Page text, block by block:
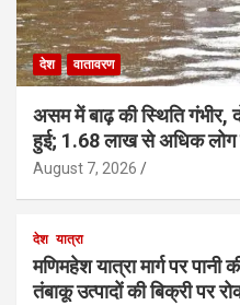
देश वातावरण
असम में बाढ़ की स्थिति
हुई; 1.68 लाख से अधिक लोग
August 7, 2026
देश यात्रा
मणिमहेश यात्रा मार्ग पर
तंबाकू उत्पादों की बिक्री पर